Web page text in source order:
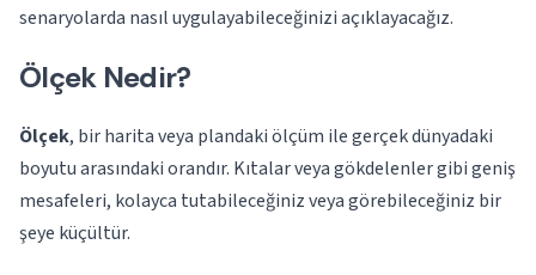
senaryolarda nasıl uygulayabileceğinizi açıklayacağız.
Ölçek Nedir?
Ölçek, bir harita veya plandaki ölçüm ile gerçek dünyadaki
boyutu arasındaki orandır. Kıtalar veya gökdelenler gibi geniş
mesafeleri, kolayca tutabileceğiniz veya görebileceğiniz bir
şeye küçültür.